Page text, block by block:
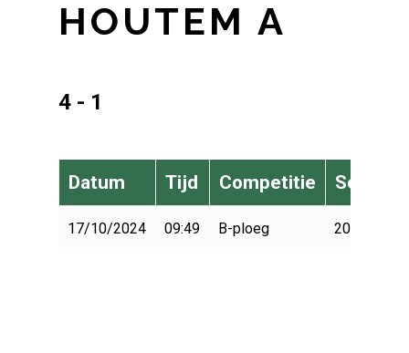
HOUTEM A
4 - 1
Datum Tijd Competitie Seizoen
17/10/2024 09:49 B-ploeg 2024-2025